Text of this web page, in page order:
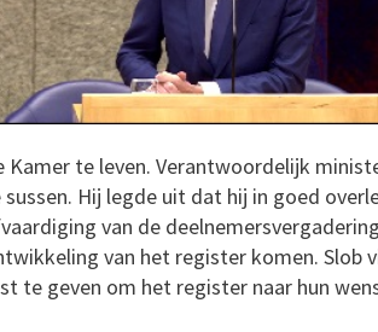
Kamer te leven. Verantwoordelijk
sussen. Hij legde uit dat hij in goed
van de
van het register komen. Slob
te geven om het register naar hun